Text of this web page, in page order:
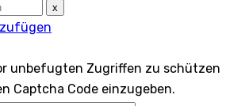
x
unbefugten Zugriffen zu schützen
Captcha Code einzugeben.